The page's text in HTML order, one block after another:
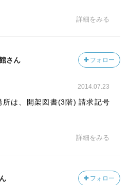
詳細をみる
さん フォロー
2014.07.23
所は、開架図書(3階) 請求記号
詳細をみる
フォロー